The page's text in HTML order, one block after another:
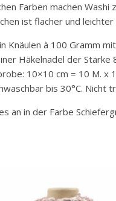
Farben machen
ist flacher und
Knäulen à 100 Gramm
Häkelnadel der Stärke
10×10 cm = 10 M. x
bis 30°C. Nicht
an in der Farbe